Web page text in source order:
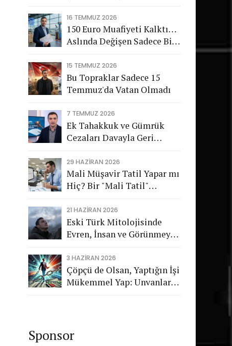
Nasıl Bir Gelecek Bekliyor?
16 TEMMUZ 2026
150 Euro Muafiyeti Kalktı…
Aslında Değişen Sadece Bir
15 TEMMUZ 2026
Bu Topraklar Sadece 15
Temmuz'da Vatan Olmadı
7 TEMMUZ 2026
Ek Tahakkuk ve Gümrük
Cezaları Davayla Geri
İşlemlerin Kamuya
Görünmeyen Maliyeti
29 HAZIRAN 2026
Mali Müşavir Tatil Yapar mı
Hiç? Bir "Mali Tatil"
21 HAZIRAN 2026
Eski Türk Mitolojisinde
Evren, İnsan ve Görünmeyen
3 HAZIRAN 2026
Çöpçü de Olsan, Yaptığın İşi
Mükemmel Yap: Unvanların
Sponsor